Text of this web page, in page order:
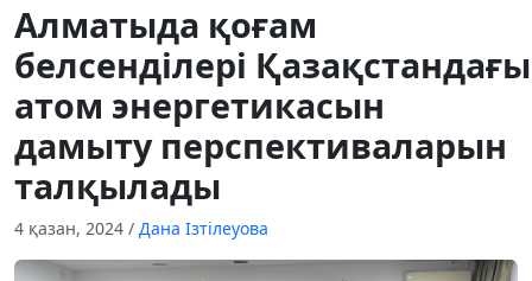
Алматыда қоғам
белсенділері Қазақстандағы
атом энергетикасын
дамыту перспективаларын
талқылады
4 қазан, 2024 / Дана Ізтілеуова